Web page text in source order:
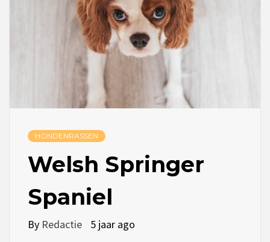
HONDENRASSEN
Welsh Springer
Spaniel
By Redactie 5 jaar ago